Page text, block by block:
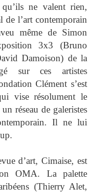
ne valent rien,
de l’art contemporain
même de Simon
3x3 (Bruno
Damoison) de la
sur ces artistes
Clément s’est
vise résolument le
réseau de galeristes
Il ne lui
d’art, Cimaise, est
OMA. La palette
(Thierry Alet,